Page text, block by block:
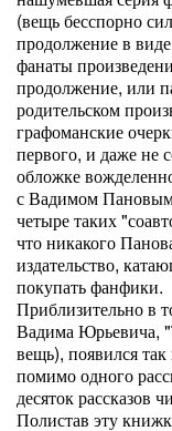
(вещь бесспорно
продолжение в
фанаты
продолжение, или
родительском
графоманские
первого, и даже не
обложке
с Вадимом
четыре таких
что никакого
издательство,
покупать фанфики.
Приблизительно в
Вадима Юрьевича,
вещь), появился
помимо одного
десяток рассказов
Полистав эту